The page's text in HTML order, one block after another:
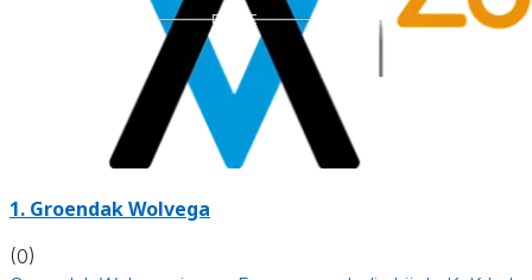
1. Groendak Wolvega
(0)